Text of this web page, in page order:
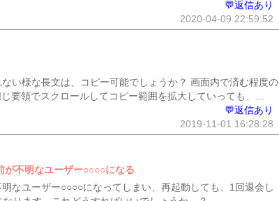
💬返信あり
2020-04-09 22:59:52
い様な長文は、コピー可能でしょうか？ 画面内で済む程度の
要領でスクロールしてコピー範囲を拡大していっても、...
💬返信あり
2019-11-01 16:28:28
が不明なユーザー○○○○になる
なユーザー○○○○になってしまい、再起動しても、1回退会し